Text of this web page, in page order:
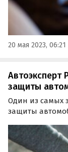
20 мая 2023, 06:21
Автоэксперт
защиты
Один из самых
защиты
цепи штатного
«За рулем»